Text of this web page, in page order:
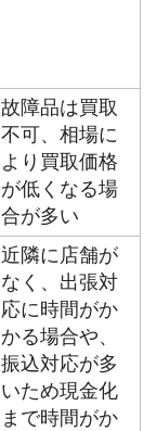
故障品は買取
不可、相場に
より買取価格
が低くなる場
合が多い
近隣に店舗が
なく、出張対
応に時間がか
かる場合や、
振込対応が多
いため現金化
まで時間がか